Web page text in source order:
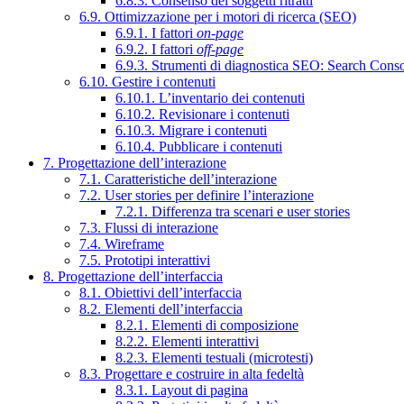
6.9. Ottimizzazione per i motori di ricerca (SEO)
6.9.1. I fattori on-page
6.9.2. I fattori off-page
6.9.3. Strumenti di diagnostica SEO: Search
6.10. Gestire i contenuti
6.10.1. L’inventario dei contenuti
6.10.2. Revisionare i contenuti
6.10.3. Migrare i contenuti
6.10.4. Pubblicare i contenuti
7. Progettazione dell’interazione
7.1. Caratteristiche dell’interazione
7.2. User stories per definire l’interazione
7.2.1. Differenza tra scenari e user stories
7.3. Flussi di interazione
7.4. Wireframe
7.5. Prototipi interattivi
8. Progettazione dell’interfaccia
8.1. Obiettivi dell’interfaccia
8.2. Elementi dell’interfaccia
8.2.1. Elementi di composizione
8.2.2. Elementi interattivi
8.2.3. Elementi testuali (microtesti)
8.3. Progettare e costruire in alta fedeltà
8.3.1. Layout di pagina